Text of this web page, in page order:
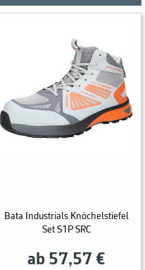
Bata Industrials Knöchelstiefel
Set S1P SRC
ab 57,57 €